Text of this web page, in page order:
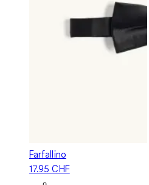
Farfallino
17.95 CHF